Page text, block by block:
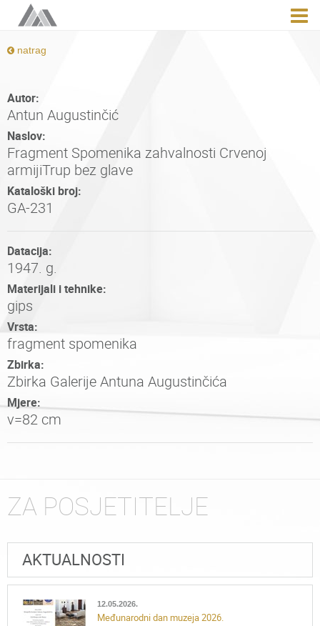
natrag
Autor:
Antun Augustinčić
Naslov:
Fragment Spomenika zahvalnosti Crvenoj
armijiTrup bez glave
Kataloški broj:
GA-231
Datacija:
1947. g.
Materijali i tehnike:
gips
Vrsta:
fragment spomenika
Zbirka:
Zbirka Galerije Antuna Augustinčića
Mjere:
v=82 cm
ZA POSJETITELJE
AKTUALNOSTI
12.05.2026.
Međunarodni dan muzeja 2026.